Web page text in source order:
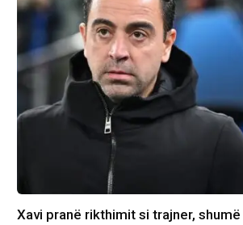
Xavi pranë rikthimit si trajner,